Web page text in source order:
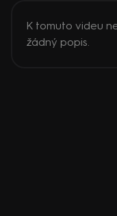
K tomuto videu
žádný popis.